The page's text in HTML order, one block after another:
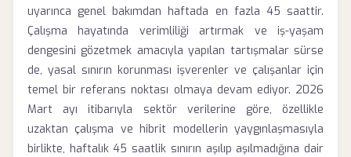
uyarınca genel bakımdan haftada en fazla 45 saattir.
Çalışma hayatında verimliliği artırmak ve iş-yaşam
dengesini gözetmek amacıyla yapılan tartışmalar sürse
de, yasal sınırın korunması işverenler ve çalışanlar için
temel bir referans noktası olmaya devam ediyor. 2026
Mart ayı itibarıyla sektör verilerine göre, özellikle
uzaktan çalışma ve hibrit modellerin yaygınlaşmasıyla
birlikte, haftalık 45 saatlik sınırın aşılıp aşılmadığına dair